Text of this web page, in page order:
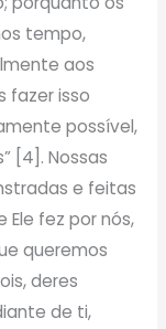
tempo,
aos
fazer isso
possível,
[4]. Nossas
e feitas
Ele fez por nós,
queremos
deres
de ti,